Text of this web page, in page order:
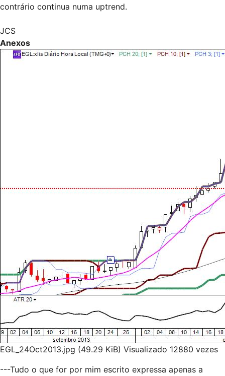
contrário continua numa uptrend.
JCS
Anexos
EGL_24Oct2013.jpg (49.29 KiB) Visualizado 12880 vezes
---Tudo o que for por mim escrito expressa apenas a